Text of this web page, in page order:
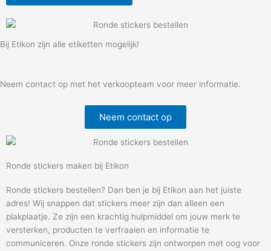
Bij Etikon zijn alle etiketten mogelijk!
Neem contact op met het verkoopteam voor meer informatie.
Neem contact op
Ronde stickers maken bij Etikon
Ronde stickers bestellen? Dan ben je bij Etikon aan het juiste
adres! Wij snappen dat stickers meer zijn dan alleen een
plakplaatje. Ze zijn een krachtig hulpmiddel om jouw merk te
versterken, producten te verfraaien en informatie te
communiceren. Onze ronde stickers zijn ontworpen met oog voor